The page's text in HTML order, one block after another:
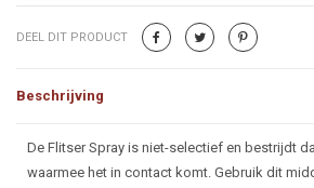
DEEL DIT PRODUCT
Beschrijving
Beschrijving
De Flitser Spray is niet-selectief en bestrijdt
waarmee het in contact komt. Gebruik dit